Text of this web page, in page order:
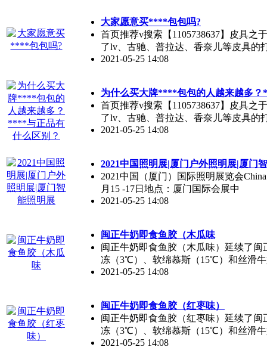
大家愿意买****包包吗?
首页推荐v搜索【1105738637】皮具之
了lv、古驰、普拉达、香奈儿等皮具的
2021-05-25 14:08
为什么买大牌****包包的人越来越多
首页推荐v搜索【1105738637】皮具之
了lv、古驰、普拉达、香奈儿等皮具的
2021-05-25 14:08
2021中国照明展|厦门户外照明展|厦门
2021中国（厦门）国际照明展览会
月15 -17日地点：厦门国际会展中
2021-05-25 14:08
闽正牛奶即食鱼胶（木瓜味
闽正牛奶即食鱼胶（木瓜味）延续了
冻（3℃）、软绵慕斯（15℃）和丝滑
2021-05-25 14:08
闽正牛奶即食鱼胶（红枣味）
闽正牛奶即食鱼胶（红枣味）延续了
冻（3℃）、软绵慕斯（15℃）和丝滑
2021-05-25 14:08